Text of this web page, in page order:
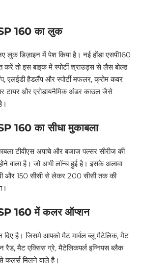
160 का लुक
लुक डिज़ाइन में पेश किया है। नई होंडा एसपी160
तो इस बाइक में स्पोर्टी श्राउड्स से लैस बोल्ड
एलईडी हैडलैंप और स्पोर्टी मफलर, क्रोम कवर
टायर और एरोडायनैमिक अंडर काउल जैसे
160 का सीधा मुकाबला
टीवीएस अपाचे और बजाज पल्सर सीरीज की
वाला है। जो अभी लॉन्च हुई है। इसके अलावा
और 150 सीसी से लेकर 200 सीसी तक की
160 में कलर ऑप्शन
है। जिसमे आपको मैट मार्वल ब्लू मैटेलिक, मैट
रैड, मैट एक्सिस ग्रे, मैटेलिकपर्ल इग्नियस ब्लैक
कलर्स मिलने वाले है।